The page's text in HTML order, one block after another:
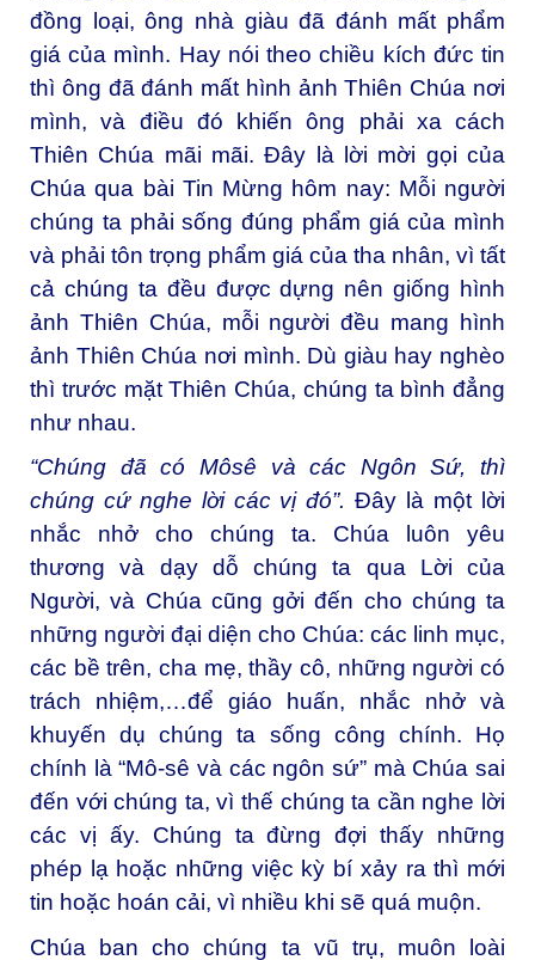
đồng loại, ông nhà giàu đã đánh mất phẩm
giá của mình. Hay nói theo chiều kích đức tin
thì ông đã đánh mất hình ảnh Thiên Chúa nơi
mình, và điều đó khiến ông phải xa cách
Thiên Chúa mãi mãi. Ðây là lời mời gọi của
Chúa qua bài Tin Mừng hôm nay: Mỗi người
chúng ta phải sống đúng phẩm giá của mình
và phải tôn trọng phẩm giá của tha nhân, vì tất
cả chúng ta đều được dựng nên giống hình
ảnh Thiên Chúa, mỗi người đều mang hình
ảnh Thiên Chúa nơi mình. Dù giàu hay nghèo
thì trước mặt Thiên Chúa, chúng ta bình đẳng
như nhau.
“Chúng đã có Môsê và các Ngôn Sứ, thì
chúng cứ nghe lời các vị đó”. Đây là một lời
nhắc nhở cho chúng ta. Chúa luôn yêu
thương và dạy dỗ chúng ta qua Lời của
Người, và Chúa cũng gởi đến cho chúng ta
những người đại diện cho Chúa: các linh mục,
các bề trên, cha mẹ, thầy cô, những người có
trách nhiệm,…để giáo huấn, nhắc nhở và
khuyến dụ chúng ta sống công chính. Họ
chính là “Mô-sê và các ngôn sứ” mà Chúa sai
đến với chúng ta, vì thế chúng ta cần nghe lời
các vị ấy. Chúng ta đừng đợi thấy những
phép lạ hoặc những việc kỳ bí xảy ra thì mới
tin hoặc hoán cải, vì nhiều khi sẽ quá muộn.
Chúa ban cho chúng ta vũ trụ, muôn loài